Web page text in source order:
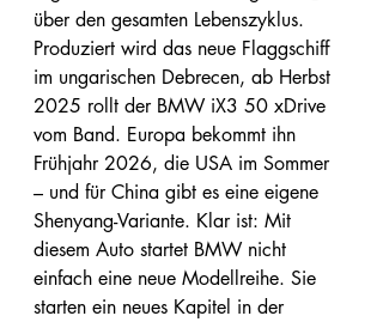
über den gesamten Lebenszyklus.
Produziert wird das neue Flaggschiff
im ungarischen Debrecen, ab Herbst
2025 rollt der BMW iX3 50 xDrive
vom Band. Europa bekommt ihn
Frühjahr 2026, die USA im Sommer
– und für China gibt es eine eigene
Shenyang-Variante. Klar ist: Mit
diesem Auto startet BMW nicht
einfach eine neue Modellreihe. Sie
starten ein neues Kapitel in der